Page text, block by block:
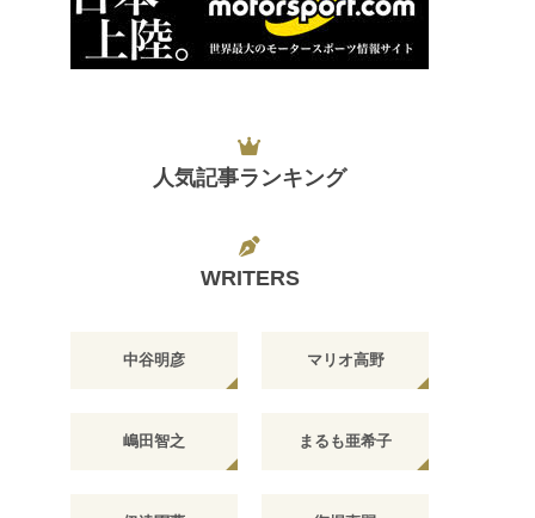
人気記事ランキング
WRITERS
中谷明彦 マリオ高野
嶋田智之 まるも亜希子